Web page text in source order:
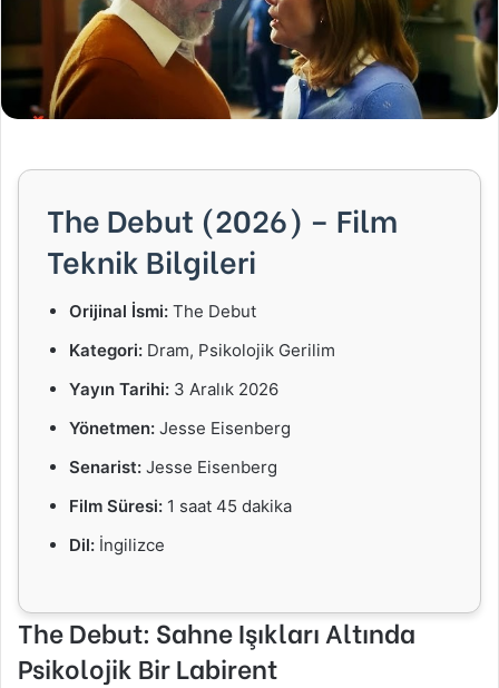
The Debut (2026) – Film
Teknik Bilgileri
Orijinal İsmi: The Debut
Kategori: Dram, Psikolojik Gerilim
Yayın Tarihi: 3 Aralık 2026
Yönetmen: Jesse Eisenberg
Senarist: Jesse Eisenberg
Film Süresi: 1 saat 45 dakika
Dil: İngilizce
The Debut: Sahne Işıkları Altında
Psikolojik Bir Labirent